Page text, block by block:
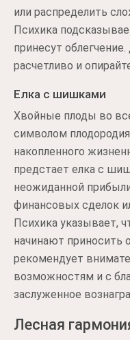
или распределить
Психика
принесут
расчетливо и
Елка с шишками
Хвойные плоды во
символом
накопленного
предстает елка с
неожиданной
финансовых сделок
Психика указывает,
начинают приносить
рекомендует
возможностям и с
заслуженное
Лесная